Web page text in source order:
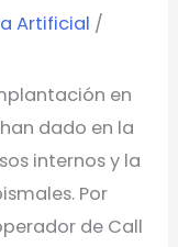
Artificial /
en
dado en la
internos y la
Por
de Call